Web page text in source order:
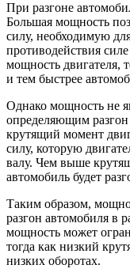
При разгоне
Большая мощность
силу, необходимую
противодействия
мощность двигателя,
и тем быстрее
Однако мощность не
определяющим
крутящий момент
силу, которую
валу. Чем выше
автомобиль будет
Таким образом,
разгон автомобиля в
мощность может
тогда как низкий
низких оборотах.